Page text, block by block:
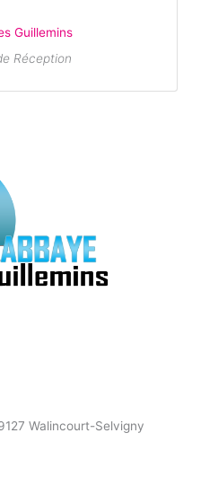
Guillemins
Réception
Walincourt-Selvigny